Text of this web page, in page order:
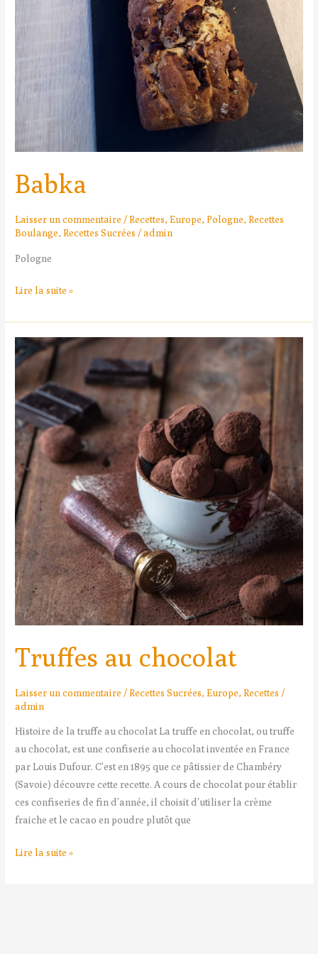
Babka
Laisser un commentaire /Recettes,Europe,Pologne,Recettes
Boulange,Recettes Sucrées /admin
Pologne
Lire la suite »
Truffes au chocolat
Laisser un commentaire /Recettes Sucrées,Europe,Recettes /
admin
Histoire de la truffe au chocolat La truffe en chocolat, ou truffe
au chocolat, est une confiserie au chocolat inventée en France
par Louis Dufour. C’est en 1895 que ce pâtissier de Chambéry
(Savoie) découvre cette recette. A cours de chocolat pour établir
ces confiseries de fin d’année, il choisit d’utiliser la crème
fraiche et le cacao en poudre plutôt que
Truffes
au
chocolat
Lire la suite »